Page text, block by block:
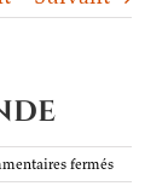
ferméssur